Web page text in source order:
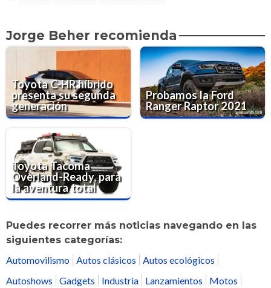
Jorge Beher recomienda
Toyota C-HR híbrido
presenta su segunda
generación
Probamos la Ford
Ranger Raptor 2021
Toyota Tacoma
Overland-Ready, para
la aventura total
Puedes recorrer más noticias navegando en las
siguientes categorías:
Automovilismo Autos clásicos
Autos ecológicos
Autoshows
Gadgets Industria Lanzamientos
Motos